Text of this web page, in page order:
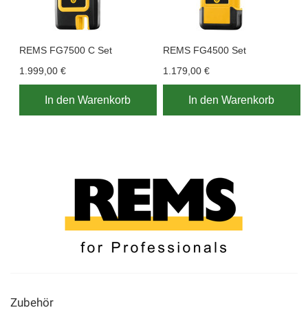
Zubehör
REMS FG7500 C Set
1.999,00 €
In den Warenkorb
REMS FG4500 Set
1.179,00 €
In den Warenkorb